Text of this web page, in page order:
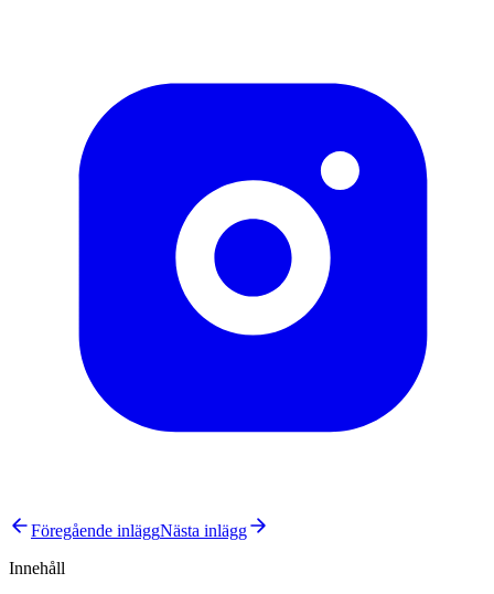
Föregående inläggNästa inlägg
Innehåll